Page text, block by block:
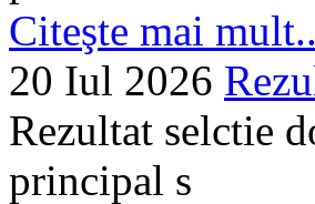
Citeşte mai
20 Iul 2026
Rezultat selctie
principal s